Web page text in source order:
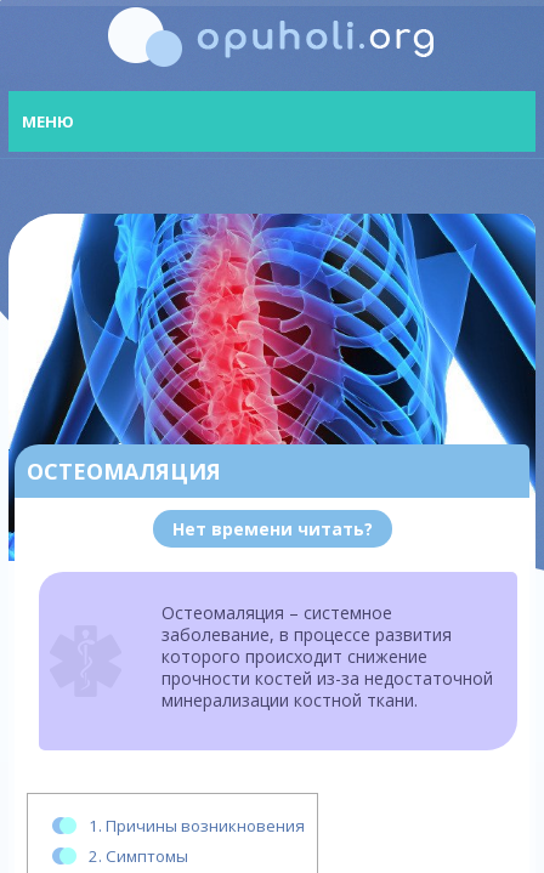
МЕНЮ
ОСТЕОМАЛЯЦИЯ
Нет времени читать?
Остеомаляция – системное
заболевание, в процессе развития
которого происходит снижение
прочности костей из-за недостаточной
минерализации костной ткани.
1. Причины возникновения
2. Симптомы